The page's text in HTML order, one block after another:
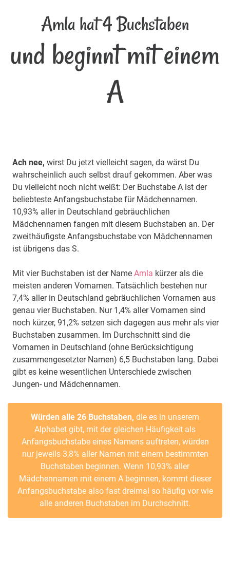
Amla hat 4 Buchstaben
und beginnt mit einem
A
Ach nee, wirst Du jetzt vielleicht sagen, da wärst Du
wahrscheinlich auch selbst drauf gekommen. Aber was
Du vielleicht noch nicht weißt: Der Buchstabe A ist der
beliebteste Anfangsbuchstabe für Mädchennamen.
10,93% aller in Deutschland gebräuchlichen
Mädchennamen fangen mit diesem Buchstaben an. Der
zweithäufigste Anfangsbuchstabe von Mädchennamen
ist übrigens das S.
Mit vier Buchstaben ist der Name Amla kürzer als die
meisten anderen Vornamen. Tatsächlich bestehen nur
7,4% aller in Deutschland gebräuchlichen Vornamen aus
genau vier Buchstaben. Nur 1,4% aller Vornamen sind
noch kürzer, 91,2% setzen sich dagegen aus mehr als vier
Buchstaben zusammen. Im Durchschnitt sind die
Vornamen in Deutschland (ohne Berücksichtigung
zusammengesetzter Namen) 6,5 Buchstaben lang. Dabei
gibt es keine wesentlichen Unterschiede zwischen
Jungen- und Mädchennamen.
Würden alle 26 Buchstaben, die es in unserem
Alphabet gibt, mit der gleichen Häufigkeit als
Anfangsbuchstabe eines Namens auftreten, würden
nur jeweils 3,8% aller Namen mit einem bestimmten
Buchstaben beginnen. Wenn 10,93% aller
Mädchennamen mit einem A beginnen, kommt dieser
Anfangsbuchstabe also fast dreimal so häufig vor wie
alle anderen Buchstaben im Durchschnitt.